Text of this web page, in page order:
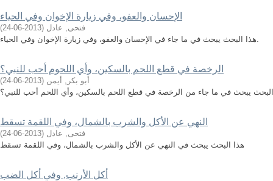
الإحسان والعفو، وفي زيارة الإخوان وفي الحياء
فتحى, عادل (
2013-06-24
)
هذا البحث يبحث في ما جاء في الإحسان والعفو، وفي زيارة الإخوان وفي الحياء.
الرخصة في قطع اللحم بالسكين، وأي اللحوم أحب للنبي؟
أبو بكر, أيمن (
2013-06-24
)
يبحث في ما جاء من الرخصة في قطع اللحم بالسكين، وأي اللحم أحب للنبي؟
النهي عن الأكل والشرب بالشمال، وفي اللقمة تسقط
فتحى, عادل (
2013-06-24
)
هذا البحث يبحث في النهي عن الأكل والشرب بالشمال، وفي اللقمة تسقط
أكل الأرنب, وفي أكل الضب